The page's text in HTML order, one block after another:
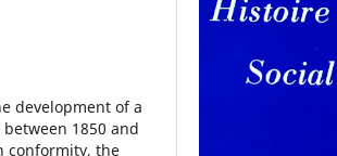
development of a
1850 and
conformity, the